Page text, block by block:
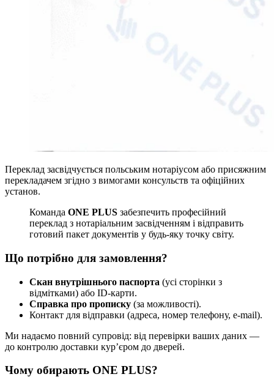
Переклад засвідчується польським нотаріусом або присяжним
перекладачем згідно з вимогами консульств та офіційних
установ.
Команда ONE PLUS забезпечить професійний
переклад з нотаріальним засвідченням і відправить
готовий пакет документів у будь-яку точку світу.
Що потрібно для замовлення?
Скан внутрішнього паспорта (усі сторінки з
відмітками) або ID-карти.
Справка про прописку (за можливості).
Контакт для відправки (адреса, номер телефону, e-mail).
Ми надаємо повний супровід: від перевірки ваших даних —
до контролю доставки кур’єром до дверей.
Чому обирають ONE PLUS?